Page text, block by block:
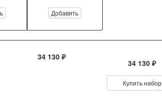
Добавить
34 130 ₽
34 130 ₽
Купить набор